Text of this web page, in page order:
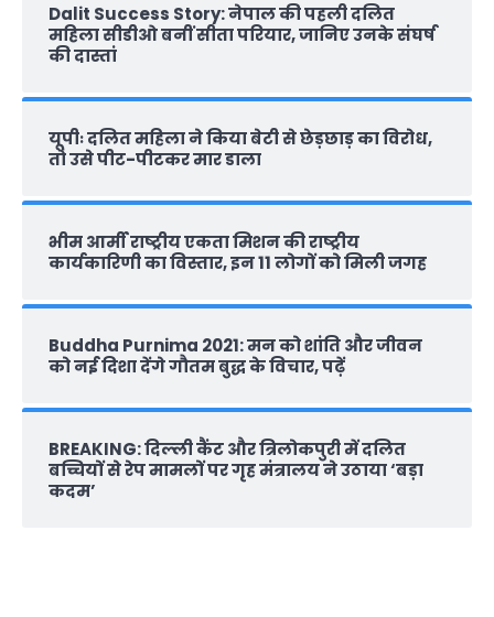
Dalit Success Story: नेपाल की पहली दलित
महिला सीडीओ बनीं सीता परियार, जानिए उनके संघर्ष
की दास्‍तां
यूपीः दलित महिला ने किया बेटी से छेड़छाड़ का विरोध,
तो उसे पीट-पीटकर मार डाला
भीम आर्मी राष्‍ट्रीय एकता मिशन की राष्‍ट्रीय
कार्यकारिणी का विस्तार, इन 11 लोगों को मिली जगह
Buddha Purnima 2021: मन को शांति और जीवन
को नई दिशा देंगे गौतम बुद्ध के विचार, पढ़ें
BREAKING: दिल्‍ली कैंट और त्रिलोकपुरी में दलित
बच्चियों से रेप मामलों पर गृह मंत्रालय ने उठाया ‘बड़ा
कदम’